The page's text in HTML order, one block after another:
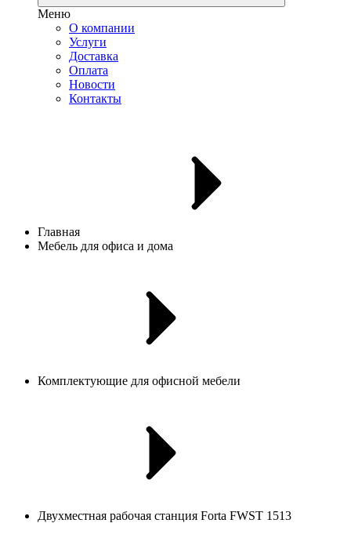
Меню
О компании
Услуги
Доставка
Оплата
Новости
Контакты
Главная
Мебель для офиса и дома
Комплектующие для офисной мебели
Двухместная рабочая станция Forta FWST 1513